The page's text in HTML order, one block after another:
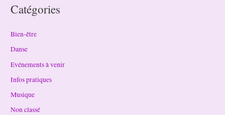
Catégories
Bien-être
Danse
Evénements à venir
Infos pratiques
Musique
Non classé